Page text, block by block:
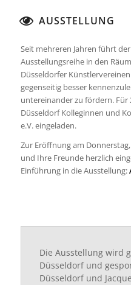
AUSSTELLUNG
Seit mehreren Jahren führt
Ausstellungsreihe in den
Düsseldorfer
gegenseitig besser
untereinander zu fördern. Für
Düsseldorf Kolleginnen und
e.V. eingeladen.
Zur Eröffnung am Donnerstag,
und Ihre Freunde herzlich
Einführung in die Ausstellung:
Die Ausstellung wird
Düsseldorf und
Düsseldorf und